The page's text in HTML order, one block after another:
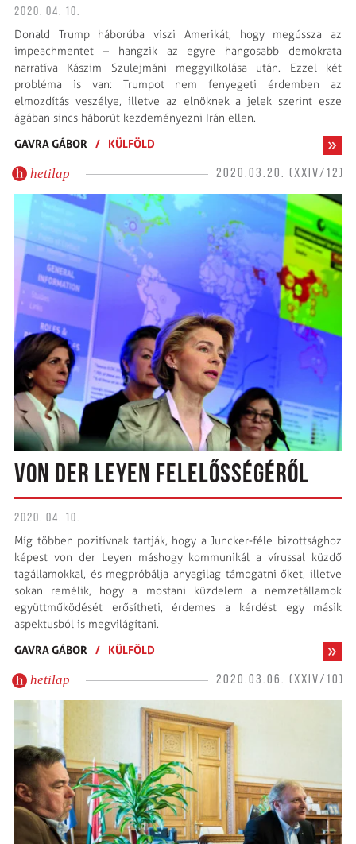
2020. 04. 10.
Donald Trump háborúba viszi Amerikát, hogy megússza az
impeachmentet – hangzik az egyre hangosabb demokrata
narratíva Kászim Szulejmáni meggyilkolása után. Ezzel két
probléma is van: Trumpot nem fenyegeti érdemben az
elmozdítás veszélye, illetve az elnöknek a jelek szerint esze
ágában sincs háborút kezdeményezni Irán ellen.
GAVRA GÁBOR
/ KÜLFÖLD
hetilap 2020.03.20. (XXIV/12)
VON DER LEYEN FELELŐSSÉGÉRŐL
2020. 04. 10.
Míg többen pozitívnak tartják, hogy a Juncker-féle bizottsághoz
képest von der Leyen máshogy kommunikál a vírussal küzdő
tagállamokkal, és megpróbálja anyagilag támogatni őket, illetve
sokan remélik, hogy a mostani küzdelem a nemzetállamok
együttműködését erősítheti, érdemes a kérdést egy másik
aspektusból is megvilágítani.
GAVRA GÁBOR
/ KÜLFÖLD
hetilap 2020.03.06. (XXIV/10)